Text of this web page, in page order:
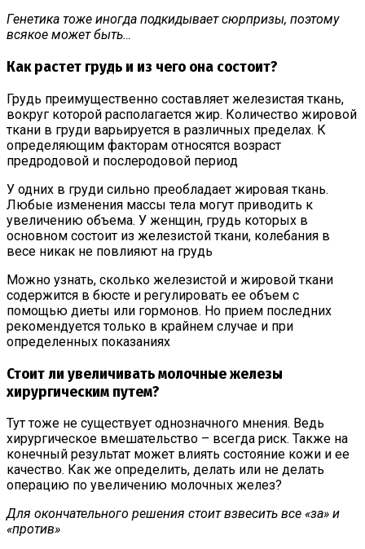
Генетика тоже иногда подкидывает сюрпризы, поэтому
всякое может быть…
Как растет грудь и из чего она состоит?
Грудь преимущественно составляет железистая ткань,
вокруг которой располагается жир. Количество жировой
ткани в груди варьируется в различных пределах. К
определяющим факторам относятся возраст
предродовой и послеродовой период
У одних в груди сильно преобладает жировая ткань.
Любые изменения массы тела могут приводить к
увеличению объема. У женщин, грудь которых в
основном состоит из железистой ткани, колебания в
весе никак не повлияют на грудь
Можно узнать, сколько железистой и жировой ткани
содержится в бюсте и регулировать ее объем с
помощью диеты или гормонов. Но прием последних
рекомендуется только в крайнем случае и при
определенных показаниях
Стоит ли увеличивать молочные железы
хирургическим путем?
Тут тоже не существует однозначного мнения. Ведь
хирургическое вмешательство – всегда риск. Также на
конечный результат может влиять состояние кожи и ее
качество. Как же определить, делать или не делать
операцию по увеличению молочных желез?
Для окончательного решения стоит взвесить все «за» и
«против»